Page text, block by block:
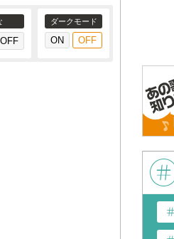
ダークモード